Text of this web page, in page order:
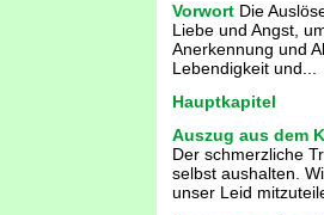
Vorwort Die
Liebe und Angst,
Anerkennung und
Lebendigkeit und...
Hauptkapitel
Auszug aus dem
Der schmerzliche
selbst aushalten.
unser Leid